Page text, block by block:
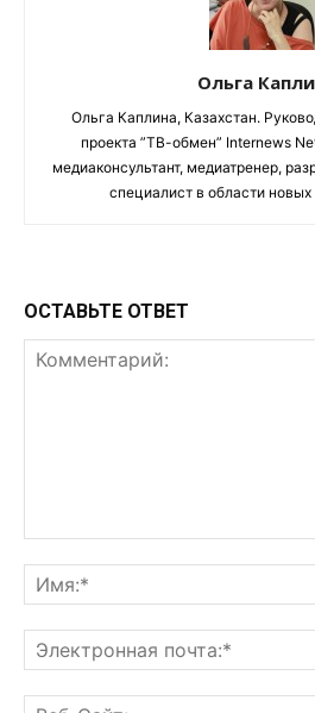
Ольга
Ольга Каплина, Казахстан.
проекта ”ТВ-обмен” Internews
медиаконсультант, медиатренер,
специалист в области
ОСТАВЬТЕ ОТВЕТ